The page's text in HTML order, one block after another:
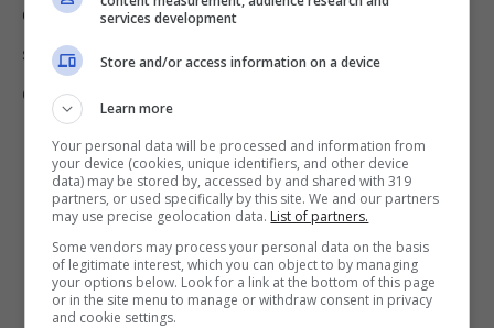
esempio circa ilreddito di cittadinanza
saluti annunciati nel 2024, ma quali le
condizioni per non perderlo prima?
services development
Store and/or access information on a device
Learn more
Your personal data will be processed and information from
your device (cookies, unique identifiers, and other device
data) may be stored by, accessed by and shared with 319
partners, or used specifically by this site. We and our partners
may use precise geolocation data. List of partners.
Some vendors may process your personal data on the basis
of legitimate interest, which you can object to by managing
your options below. Look for a link at the bottom of this page
or in the site menu to manage or withdraw consent in privacy
and cookie settings.